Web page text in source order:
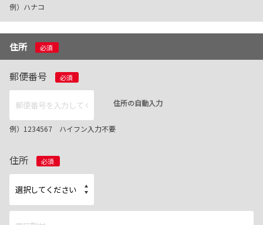
例）ハナコ
住所 必須
郵便番号 必須
住所の自動入力
例）1234567 ハイフン入力不要
住所 必須